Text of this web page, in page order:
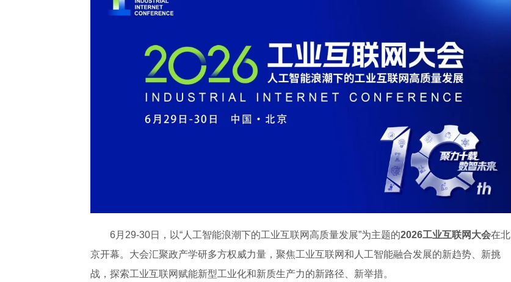
6月29-30日，以“人工智能浪潮下的工业互联网高质量发展”为主题的2026工业互联网大会在北
京开幕。大会汇聚政产学研多方权威力量，聚焦工业互联网和人工智能融合发展的新趋势、新挑
战，探索工业互联网赋能新型工业化和新质生产力的新路径、新举措。